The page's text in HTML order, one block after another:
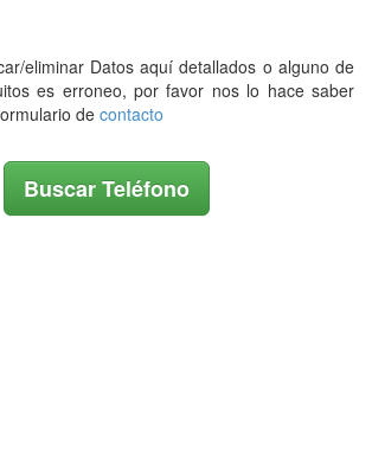
eliminar Datos aquí detallados o alguno de
es erroneo, por favor nos lo hace saber
de contacto
Buscar Teléfono